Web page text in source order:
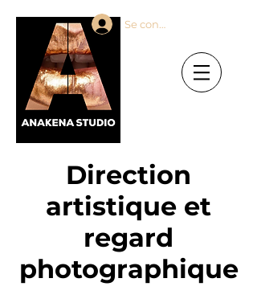
Se connecter
Direction
artistique et
regard
photographique